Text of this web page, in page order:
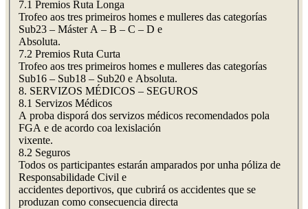
7.1 Premios Ruta Longa
Trofeo aos tres primeiros homes e mulleres das categorías
Sub23 – Máster A – B – C – D e
Absoluta.
7.2 Premios Ruta Curta
Trofeo aos tres primeiros homes e mulleres das categorías
Sub16 – Sub18 – Sub20 e Absoluta.
8. SERVIZOS MÉDICOS – SEGUROS
8.1 Servizos Médicos
A proba disporá dos servizos médicos recomendados pola
FGA e de acordo coa lexislación
vixente.
8.2 Seguros
Todos os participantes estarán amparados por unha póliza de
Responsabilidade Civil e
accidentes deportivos, que cubrirá os accidentes que se
produzan como consecuencia directa